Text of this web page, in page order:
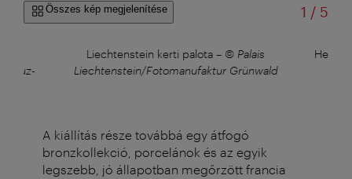
Összes kép megjelenítése 1 // 5
Liechtenstein kerti palota – © Palais
Liechtenstein/Fotomanufaktur Grünwald
A kiállítás része továbbá egy átfogó
bronzkollekció, porcelánok és az egyik
legszebb, jó állapotban megőrzött francia